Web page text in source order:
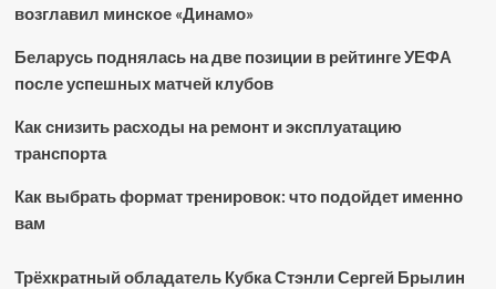
возглавил минское «Динамо»
Беларусь поднялась на две позиции в рейтинге УЕФА
после успешных матчей клубов
Как снизить расходы на ремонт и эксплуатацию
транспорта
Как выбрать формат тренировок: что подойдет именно
вам
Трёхкратный обладатель Кубка Стэнли Сергей Брылин